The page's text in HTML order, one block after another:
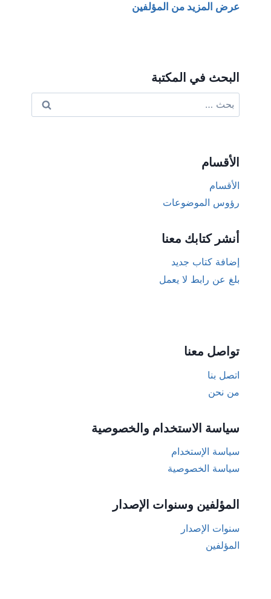
عرض المزيد من المؤلفين
البحث في المكتبة
عن:
الأقسام
الأقسام
رؤوس الموضوعات
أنشر كتابك معنا
إضافة كتاب جديد
بلغ عن رابط لا يعمل
تواصل معنا
اتصل بنا
من نحن
سياسة الاستخدام والخصوصية
سياسة الإستخدام
سياسة الخصوصية
المؤلفين وسنوات الإصدار
سنوات الإصدار
المؤلفين